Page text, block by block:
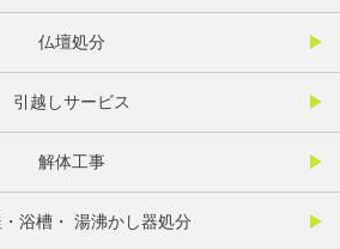
仏壇処分
引越しサービス
解体工事
・浴槽・ 湯沸かし器処分